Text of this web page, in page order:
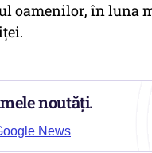
oamenilor, în luna
noutăți.
News